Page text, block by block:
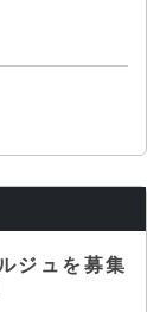
ジュを募集